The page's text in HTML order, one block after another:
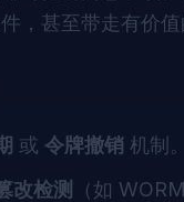
，甚至带走有价值
或 令牌撤销 机制。
改检测
（如